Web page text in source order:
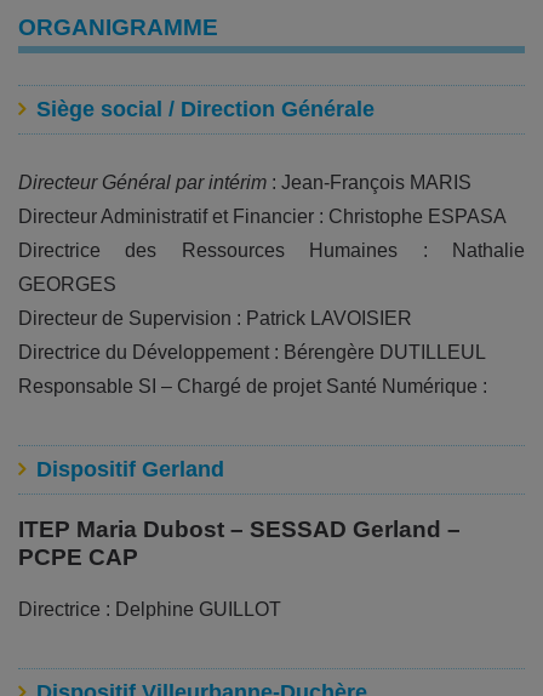
ORGANIGRAMME
Siège social / Direction Générale
Directeur Général par intérim : Jean-François MARIS
Directeur Administratif et Financier : Christophe ESPASA
Directrice des Ressources Humaines : Nathalie
GEORGES
Directeur de Supervision : Patrick LAVOISIER
Directrice du Développement : Bérengère DUTILLEUL
Responsable SI – Chargé de projet Santé Numérique :
Dispositif Gerland
ITEP Maria Dubost – SESSAD Gerland –
PCPE CAP
Directrice : Delphine GUILLOT